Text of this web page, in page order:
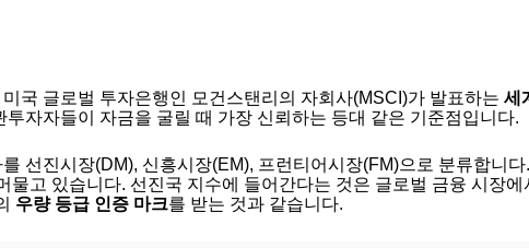
미국 글로벌 투자은행인 모건스탠리의 자회사(MSCI)가 발표하는 세
투자자들이 자금을 굴릴 때 가장 신뢰하는 등대 같은 기준점입니다.
선진시장(DM), 신흥시장(EM), 프런티어시장(FM)으로 분류합니
물고 있습니다. 선진국 지수에 들어간다는 것은 글로벌 금융 시장에
우량 등급 인증 마크를 받는 것과 같습니다.